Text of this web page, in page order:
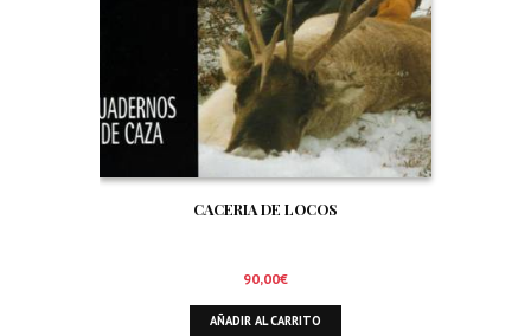
CACERIA DE LOCOS
90,00€
AÑADIR AL CARRITO